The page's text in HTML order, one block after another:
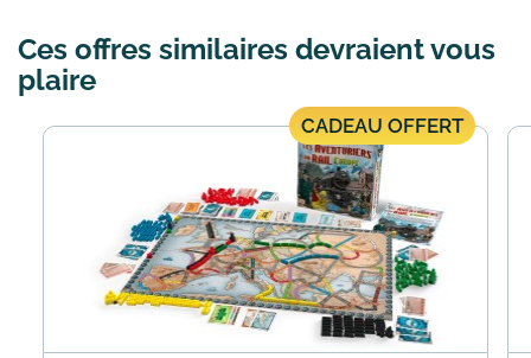
Ces offres similaires devraient vous
plaire
CADEAU OFFERT